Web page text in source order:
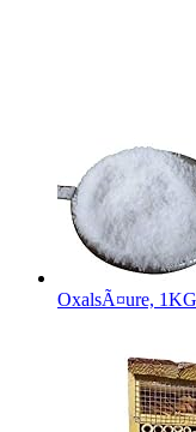
OxalsÃ¤ure,